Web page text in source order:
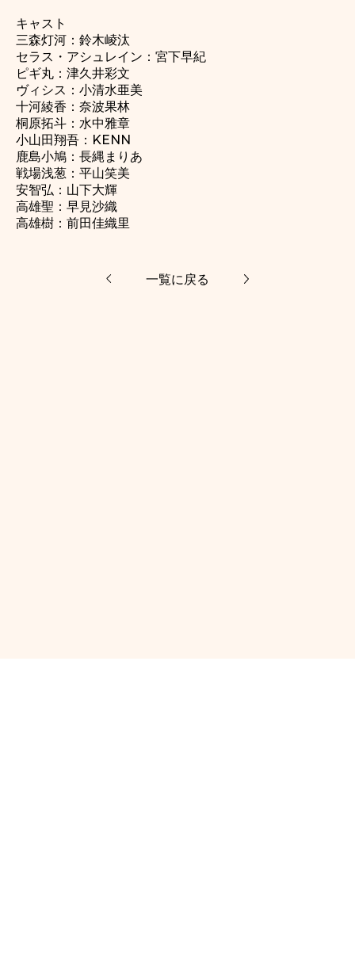
キャスト
三森灯河：鈴木崚汰
セラス・アシュレイン：宮下早紀
ピギ丸：津久井彩文
ヴィシス：小清水亜美
十河綾香：奈波果林
桐原拓斗：水中雅章
小山田翔吾：KENN
鹿島小鳩：長縄まりあ
戦場浅葱：平山笑美
安智弘：山下大輝
高雄聖：早見沙織
高雄樹：前田佳織里
一覧に戻る